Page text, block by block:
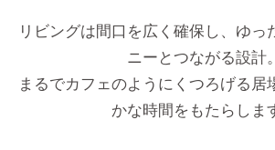
リビングは間口を広く確保し、ゆっ
ニーとつながる設計。
まるでカフェのようにくつろげる居
かな時間をもたらしま